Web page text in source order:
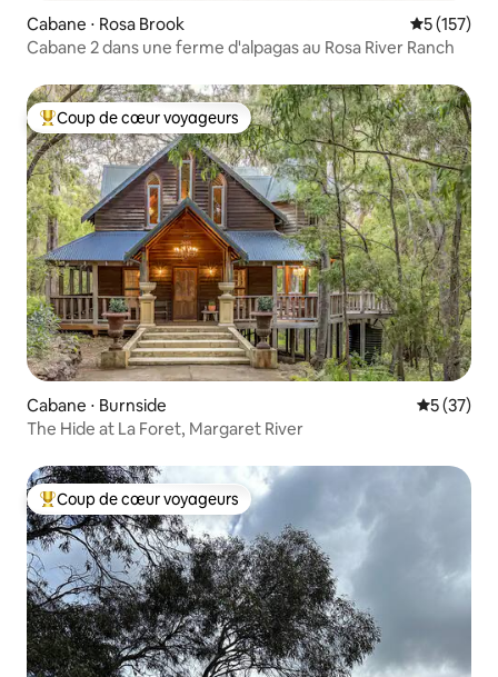
Cabane ⋅ Rosa Brook Évaluation
5 (157)
Cabane 2 dans une ferme d'alpagas au Rosa River Ranch
Coups de cœur voyageurs les plus appréciés
Coup de cœur voyageurs
Cabane ⋅ Burnside
5 (37)
The Hide at La Foret, Margaret River
Coups de cœur voyageurs les plus appréciés
Coup de cœur voyageurs